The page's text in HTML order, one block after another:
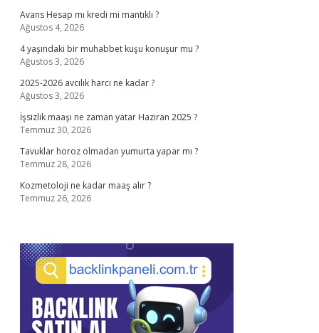
Avans Hesap mı kredi mi mantıklı ?
Ağustos 4, 2026
4 yaşındaki bir muhabbet kuşu konuşur mu ?
Ağustos 3, 2026
2025-2026 avcılık harcı ne kadar ?
Ağustos 3, 2026
İşsizlik maaşı ne zaman yatar Haziran 2025 ?
Temmuz 30, 2026
Tavuklar horoz olmadan yumurta yapar mı ?
Temmuz 28, 2026
Kozmetoloji ne kadar maaş alır ?
Temmuz 26, 2026